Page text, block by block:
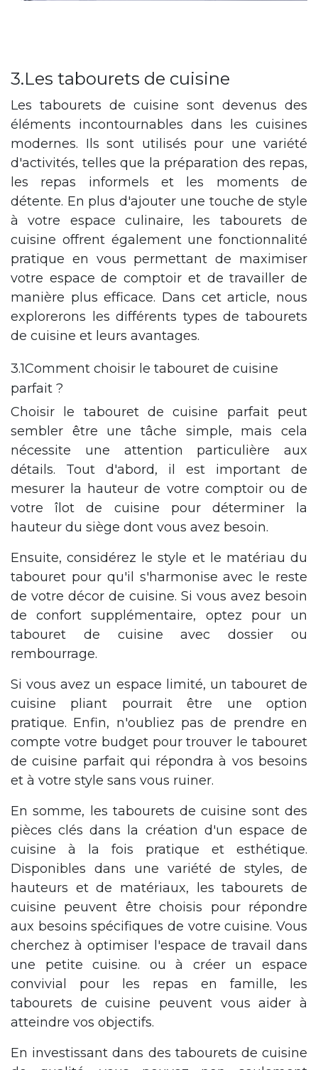
3.Les tabourets de cuisine
Les tabourets de cuisine sont devenus des
éléments incontournables dans les cuisines
modernes. Ils sont utilisés pour une variété
d'activités, telles que la préparation des repas,
les repas informels et les moments de
détente. En plus d'ajouter une touche de style
à votre espace culinaire, les tabourets de
cuisine offrent également une fonctionnalité
pratique en vous permettant de maximiser
votre espace de comptoir et de travailler de
manière plus efficace. Dans cet article, nous
explorerons les différents types de tabourets
de cuisine et leurs avantages.
3.1Comment choisir le tabouret de cuisine
parfait ?
Choisir le tabouret de cuisine parfait peut
sembler être une tâche simple, mais cela
nécessite une attention particulière aux
détails. Tout d'abord, il est important de
mesurer la hauteur de votre comptoir ou de
votre îlot de cuisine pour déterminer la
hauteur du siège dont vous avez besoin.
Ensuite, considérez le style et le matériau du
tabouret pour qu'il s'harmonise avec le reste
de votre décor de cuisine. Si vous avez besoin
de confort supplémentaire, optez pour un
tabouret de cuisine avec dossier ou
rembourrage.
Si vous avez un espace limité, un tabouret de
cuisine pliant pourrait être une option
pratique. Enfin, n'oubliez pas de prendre en
compte votre budget pour trouver le tabouret
de cuisine parfait qui répondra à vos besoins
et à votre style sans vous ruiner.
En somme, les tabourets de cuisine sont des
pièces clés dans la création d'un espace de
cuisine à la fois pratique et esthétique.
Disponibles dans une variété de styles, de
hauteurs et de matériaux, les tabourets de
cuisine peuvent être choisis pour répondre
aux besoins spécifiques de votre cuisine. Vous
cherchez à optimiser l'espace de travail dans
une petite cuisine. ou à créer un espace
convivial pour les repas en famille, les
tabourets de cuisine peuvent vous aider à
atteindre vos objectifs.
En investissant dans des tabourets de cuisine